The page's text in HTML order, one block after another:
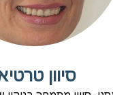
סיוון